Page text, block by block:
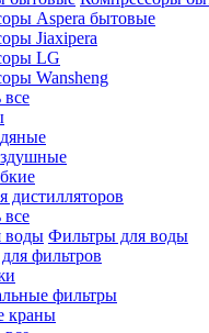
Aspera бытовые
Jiaxipera
LG
Wansheng
все
все
Фильтры для воды
фильтров
фильтры
краны